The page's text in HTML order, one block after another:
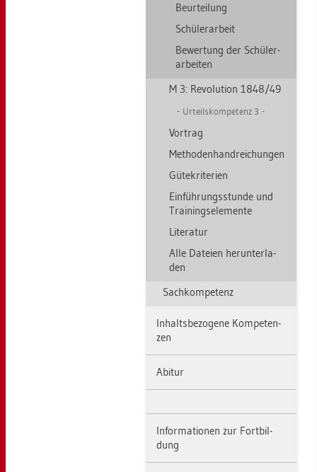
Be­ur­tei­lung
Schü­ler­ar­beit
Be­wer­tung der Schü­ler­
ar­bei­ten
M 3: Re­vo­lu­ti­on 1848/49
Ur­teils­kom­pe­tenz 3
Vor­trag
Me­tho­den­hand­rei­chun­gen
Gü­te­kri­te­ri­en
Ein­füh­rungs­stun­de und
Trai­nings­ele­men­te
Li­te­ra­tur
Alle Da­tei­en her­un­ter­la­
den
Sach­kom­pe­tenz
In­halts­be­zo­ge­ne Kom­pe­ten­
zen
Ab­itur
In­for­ma­tio­nen zur Fort­bil­
dung